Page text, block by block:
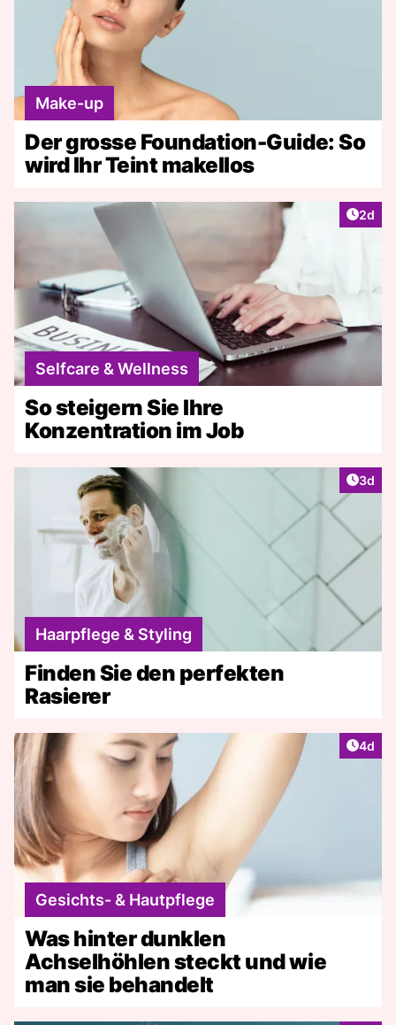
Make-up
Der grosse Foundation-Guide: So
wird Ihr Teint makellos
2d
Selfcare & Wellness
So steigern Sie Ihre
Konzentration im Job
3d
Haarpflege & Styling
Finden Sie den perfekten
Rasierer
4d
Gesichts- & Hautpflege
Was hinter dunklen
Achselhöhlen steckt und wie
man sie behandelt